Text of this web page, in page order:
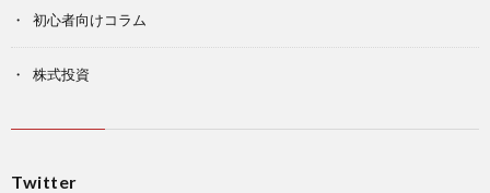
初心者向けコラム
株式投資
Twitter